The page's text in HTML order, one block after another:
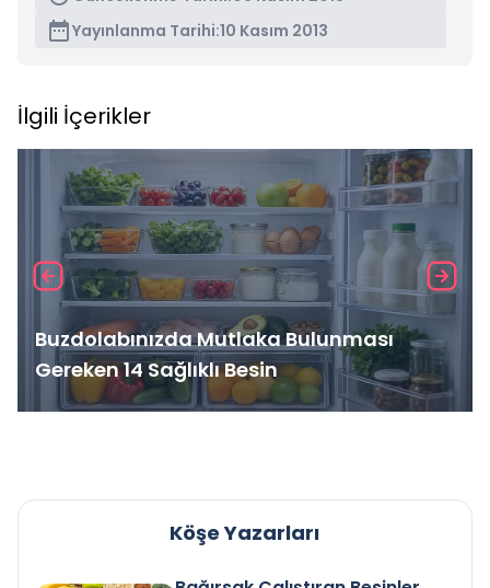
Yayınlanma Tarihi:10 Kasım 2013
İlgili İçerikler
Buzdolabınızda Mutlaka Bulunması
Gereken 14 Sağlıklı Besin
Köşe Yazarları